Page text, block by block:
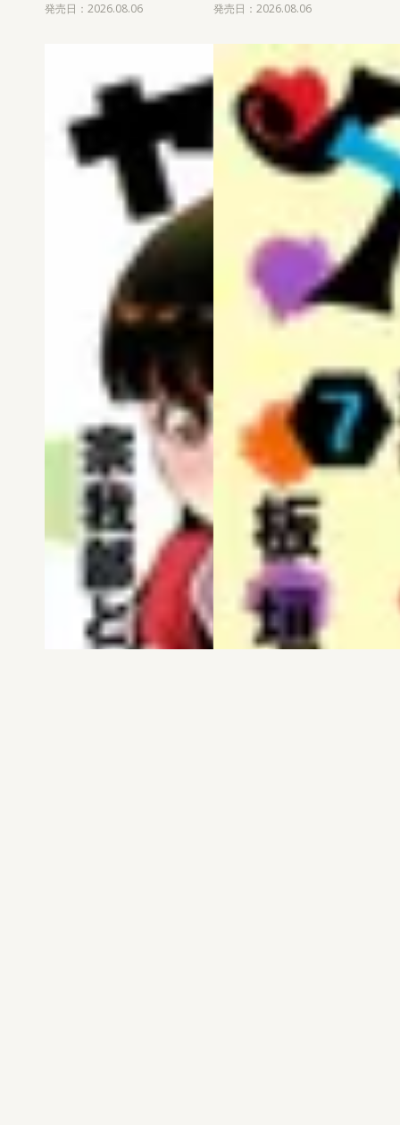
発売日：2026.08.06
発売日：2026.08.06